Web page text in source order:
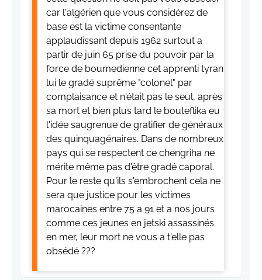
car l'algérien que vous considérez de
base est la victime consentante
applaudissant depuis 1962 surtout a
partir de juin 65 prise du pouvoir par la
force de boumedienne cet apprenti tyran
lui le gradé suprême "colonel" par
complaisance et n'était pas le seul, après
sa mort et bien plus tard le bouteflika eu
l'idée saugrenue de gratifier de généraux
des quinquagénaires. Dans de nombreux
pays qui se respectent ce chengriha ne
mérite même pas d'être gradé caporal.
Pour le reste qu'ils s'embrochent cela ne
sera que justice pour les victimes
marocaines entre 75 a 91 et a nos jours
comme ces jeunes en jetski assassinés
en mer, leur mort ne vous a t'elle pas
obsédé ???